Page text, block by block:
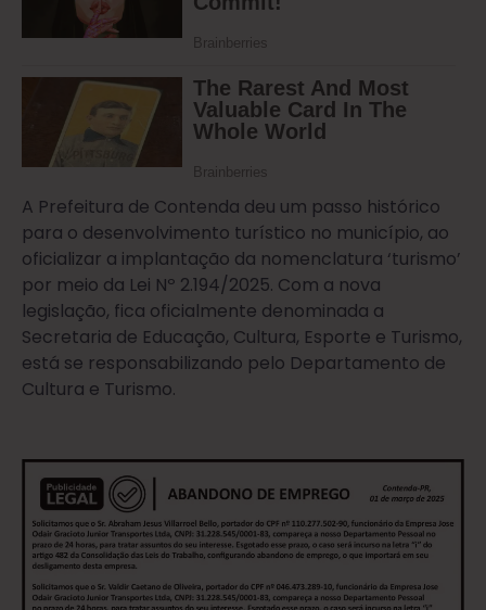
A Prefeitura de Contenda deu um passo histórico
para o desenvolvimento turístico no município, ao
oficializar a implantação da nomenclatura ‘turismo’
por meio da Lei Nº 2.194/2025. Com a nova
legislação, fica oficialmente denominada a
Secretaria de Educação, Cultura, Esporte e Turismo,
está se responsabilizando pelo Departamento de
Cultura e Turismo.